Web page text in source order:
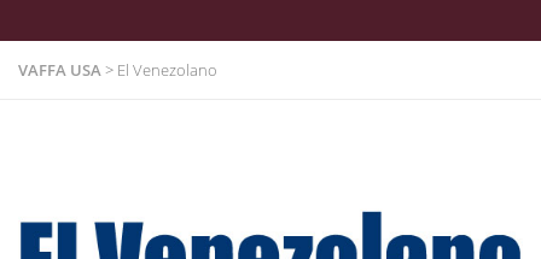
VAFFA USA> El Venezolano